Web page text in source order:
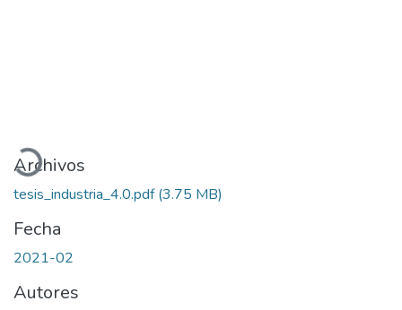
Cargando...
Archivos
tesis_industria_4.0.pdf(3.75 MB)
Fecha
2021-02
Autores